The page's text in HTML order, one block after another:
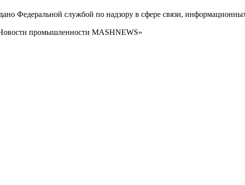
службой по надзору в сфере связи,
промышленности MASHNEWS»